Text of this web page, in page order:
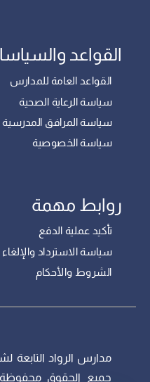
القواعد
القواعد العامة للمدارس
سياسة الرعاية الصحية
سياسة المرافق المدرسية
سياسة الخصوصية
روابط مهمة
تأكيد عملية الدفع
سياسة الاسترداد
الشروط والأحكام
جميع الحقوق